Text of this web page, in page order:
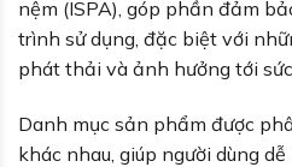
nệm (ISPA), góp phần đảm
trình sử dụng, đặc biệt với
phát thải và ảnh hưởng tới sức
Danh mục sản phẩm được
khác nhau, giúp người dùng